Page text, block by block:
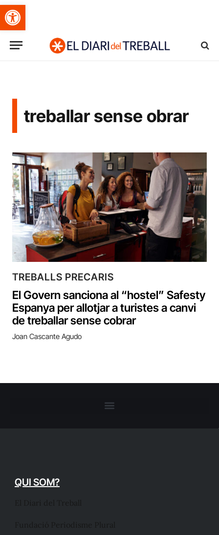
Obre la barra d'eines
treballar sense obrar
TREBALLS PRECARIS
El Govern sanciona al “hostel” Safesty
Espanya per allotjar a turistes a canvi
de treballar sense cobrar
Joan Cascante Agudo
QUI SOM?